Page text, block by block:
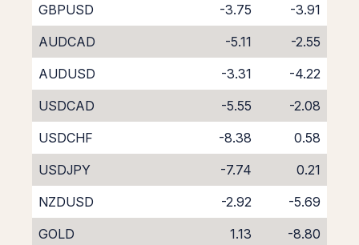
GBPUSD
-3.75
-3.91
AUDCAD
-5.11
-2.55
AUDUSD
-3.31
-4.22
USDCAD
-5.55
-2.08
USDCHF
-8.38
0.58
USDJPY
-7.74
0.21
NZDUSD
-2.92
-5.69
GOLD
1.13
-8.80